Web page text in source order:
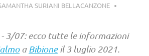
SURIANI BELLACANZONE
3/07: ecco tutte le informazioni
aBibioneil 3 luglio 2021.